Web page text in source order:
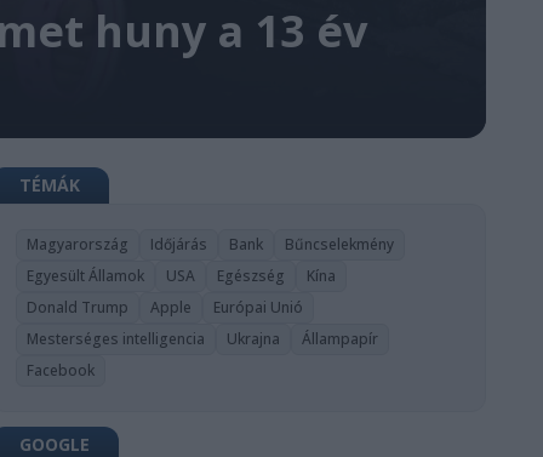
huny a 13 év
TÉMÁK
Magyarország Időjárás Bank
Bűncselekmény
Egyesült Államok
USA Egészség
Kína
Donald Trump
Apple
Európai Unió
Mesterséges intelligencia
Ukrajna
Állampapír
Facebook
GOOGLE